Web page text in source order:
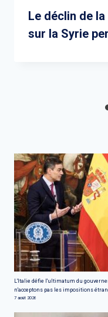
Le déclin de
sur la Syrie
L'Italie défie l'ultimatum du
n'acceptons pas les impositions
7 août 2026